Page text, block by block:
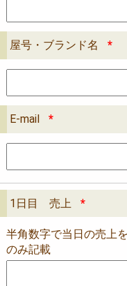
屋号・ブランド名 *
E-mail *
1日目 売上 *
半角数字で当日の売上
のみ記載